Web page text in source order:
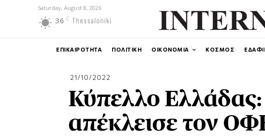
Saturday, August 8, 2026
36 C Thessaloniki
ΕΠΙΚΑΙΡΟΤΗΤΑ ΠΟΛΙΤΙΚΗ ΟΙΚΟΝΟΜΙΑ ΚΟΣΜΟΣ
21/10/2022
Κύπελλο
απέκλεισε τον